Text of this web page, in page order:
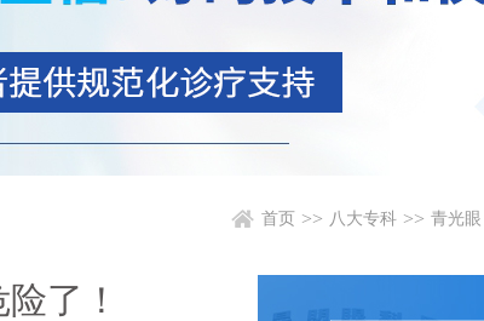
首页 >> 八大专科 >> 青光眼
了！